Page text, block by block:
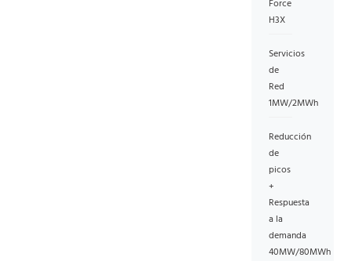
Force
H3X
Servicios
de
Red
1MW/2MWh
Reducción
de
picos
+
Respuesta
a la
demanda
40MW/80MWh